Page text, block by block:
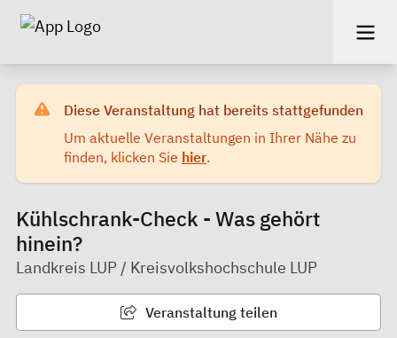
Diese Veranstaltung hat bereits stattgefunden
Um aktuelle Veranstaltungen in Ihrer Nähe zu
finden, klicken Sie hier.
Kühlschrank-Check - Was gehört
hinein?
Landkreis LUP / Kreisvolkshochschule LUP
Veranstaltung teilen